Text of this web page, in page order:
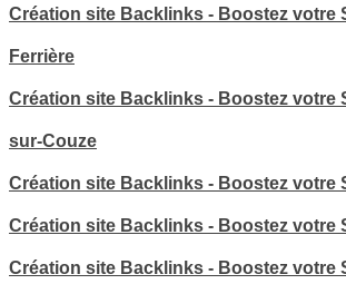
Création site Backlinks - Boostez votre
Ferrière
Création site Backlinks - Boostez votre
sur-Couze
Création site Backlinks - Boostez votre
Création site Backlinks - Boostez votre
Création site Backlinks - Boostez votre